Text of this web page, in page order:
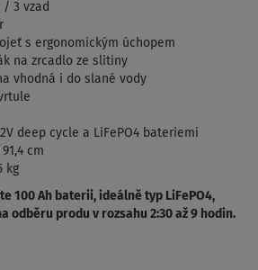
3 vzad
s ergonomickým úchopem
na zrcadlo ze slitiny
vhodná i do slané vody
deep cycle a LiFePO4 bateriemi
cm
kg
100 Ah baterii, ideálně typ LiFePO4,
odběru produ v rozsahu 2:30 až 9 hodin.